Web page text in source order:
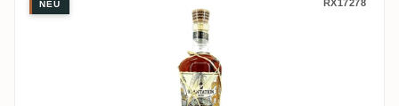
Planteray Sealander
NEU RX17278